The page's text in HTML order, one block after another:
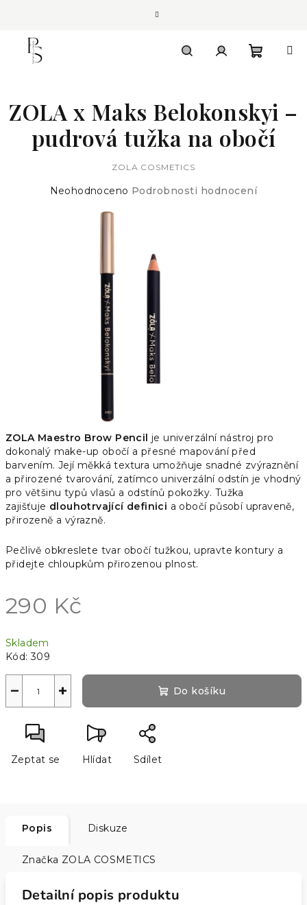
košík
ZOLA Maestro Brow Pencil je univerzální nástroj pro
dokonalý make-up obočí a přesné mapování před
barvením. Její měkká textura umožňuje snadné zvýraznění
a přirozené tvarování, zatímco univerzální odstín je vhodný
pro většinu typů vlasů a odstínů pokožky. Tužka
zajišťuje dlouhotrvající definici a obočí působí upraveně,
přirozeně a výrazně.
Pečlivě obkreslete tvar obočí tužkou, upravte kontury a
přidejte chloupkům přirozenou plnost.
290 Kč
cena:
Skladem
Kód: 309
+
− Do košíku
Zeptat se Hlídat Sdílet
ZOLA x Maks Belokonskyi –
pudrová tužka na obočí
ZOLA COSMETICS
Průměrné
Neohodnoceno Podrobnosti hodnocení
Popis Diskuze
Značka ZOLA COSMETICS
Detailní popis produktu